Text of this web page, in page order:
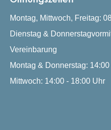
Montag, Mittwoch, Freitag:
Dienstag &
Vereinbarung
Montag & Donnerstag:
Mittwoch: 14:00 - 18:00 Uhr